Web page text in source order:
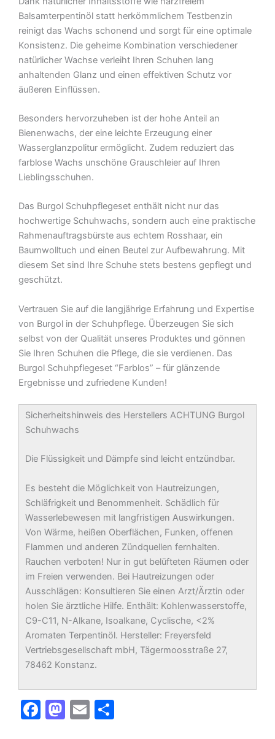
Balsamterpentinöl statt herkömmlichem Testbenzin
reinigt das Wachs schonend und sorgt für eine optimale
Konsistenz. Die geheime Kombination verschiedener
natürlicher Wachse verleiht Ihren Schuhen lang
anhaltenden Glanz und einen effektiven Schutz vor
äußeren Einflüssen.
Besonders hervorzuheben ist der hohe Anteil an
Bienenwachs, der eine leichte Erzeugung einer
Wasserglanzpolitur ermöglicht. Zudem reduziert das
farblose Wachs unschöne Grauschleier auf Ihren
Lieblingsschuhen.
Das Burgol Schuhpflegeset enthält nicht nur das
hochwertige Schuhwachs, sondern auch eine praktische
Rahmenauftragsbürste aus echtem Rosshaar, ein
Baumwolltuch und einen Beutel zur Aufbewahrung. Mit
diesem Set sind Ihre Schuhe stets bestens gepflegt und
geschützt.
Vertrauen Sie auf die langjährige Erfahrung und Expertise
von Burgol in der Schuhpflege. Überzeugen Sie sich
selbst von der Qualität unseres Produktes und gönnen
Sie Ihren Schuhen die Pflege, die sie verdienen. Das
Burgol Schuhpflegeset “Farblos” – für glänzende
Ergebnisse und zufriedene Kunden!
Sicherheitshinweis des Herstellers ACHTUNG Burgol
Schuhwachs
Die Flüssigkeit und Dämpfe sind leicht entzündbar.
Es besteht die Möglichkeit von Hautreizungen,
Schläfrigkeit und Benommenheit. Schädlich für
Wasserlebewesen mit langfristigen Auswirkungen.
Von Wärme, heißen Oberflächen, Funken, offenen
Flammen und anderen Zündquellen fernhalten.
Rauchen verboten! Nur in gut belüfteten Räumen oder
im Freien verwenden. Bei Hautreizungen oder
Ausschlägen: Konsultieren Sie einen Arzt/Ärztin oder
holen Sie ärztliche Hilfe. Enthält: Kohlenwasserstoffe,
C9-C11, N-Alkane, Isoalkane, Cyclische, <2%
Aromaten Terpentinöl. Hersteller: Freyersfeld
Vertriebsgesellschaft mbH, Tägermoosstraße 27,
78462 Konstanz.
F
M E